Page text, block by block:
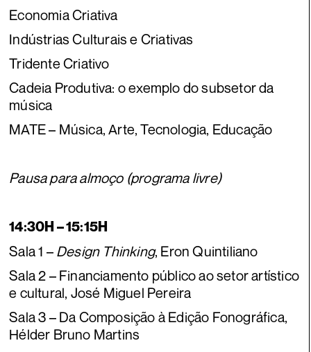
Economia Criativa
Indústrias Culturais e Criativas
Tridente Criativo
Cadeia Produtiva: o exemplo do subsetor da
música
MATE – Música, Arte, Tecnologia, Educação
Pausa para almoço (programa livre)
14:30H – 15:15H
Sala 1 – Design Thinking, Eron Quintiliano
Sala 2 – Financiamento público ao setor artístico
e cultural, José Miguel Pereira
Sala 3 – Da Composição à Edição Fonográfica,
Hélder Bruno Martins